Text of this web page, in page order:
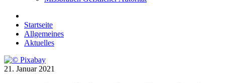
Startseite
Allgemeines
Aktuelles
21. Januar 2021